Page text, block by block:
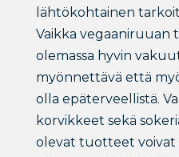
lähtökohtainen
Vaikka vegaaniruuan
olemassa hyvin
myönnettävä että
olla epäterveellistä.
korvikkeet sekä
olevat tuotteet voivat